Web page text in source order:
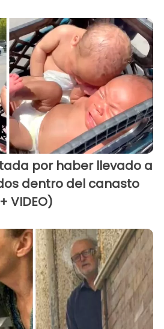
por haber llevado a
dentro del canasto
VIDEO)